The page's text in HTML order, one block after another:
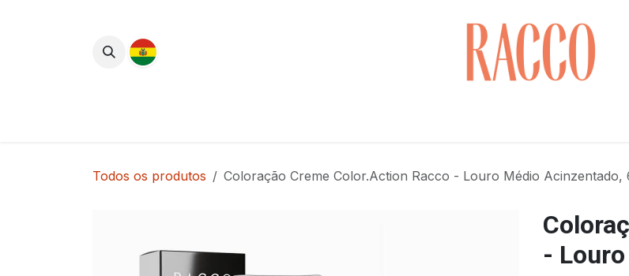
Todos os produtos Coloração Creme Color.Action Racco - Louro Médio Acinzentado,
-